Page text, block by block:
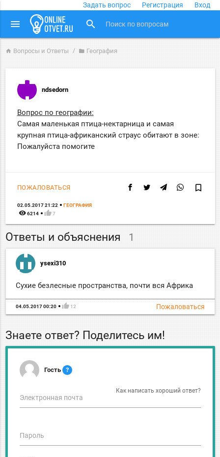
Задать вопрос Регистрация Вход
menu search
home Вопросы и Ответы folder География
ndsedorn
Вопрос по географии:
Самая маленькая птица-нектарница и самая
крупная птица-африканский страус обитают в зоне:
Пожалуйста помогите
ПОЖАЛОВАТЬСЯ bookmark_border
02.05.2017 21:22 ГЕОГРАФИЯ
remove_red_eye 6214 thumb_up 7
Ответы и объяснения 1
ysexi310
Сухие безлесные пространства, почти вся Африка
Пожаловаться
04.05.2017 00:20 thumb_up 12
Знаете ответ? Поделитесь им!
Гость ?
Как написать хороший ответ?
Электронная почта
Пароль